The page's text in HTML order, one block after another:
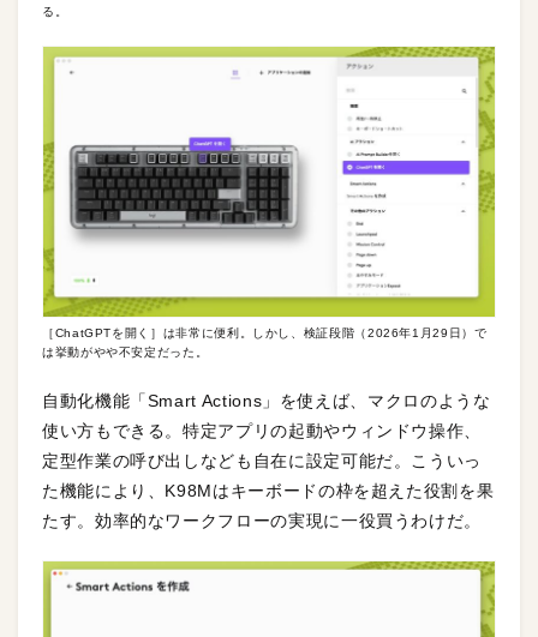
る。
［ChatGPTを開く］は非常に便利。しかし、検証段階（2026年1月29日）で
は挙動がやや不安定だった。
自動化機能「Smart Actions」を使えば、マクロのような
使い方もできる。特定アプリの起動やウィンドウ操作、
定型作業の呼び出しなども自在に設定可能だ。こういっ
た機能により、K98Mはキーボードの枠を超えた役割を果
たす。効率的なワークフローの実現に一役買うわけだ。